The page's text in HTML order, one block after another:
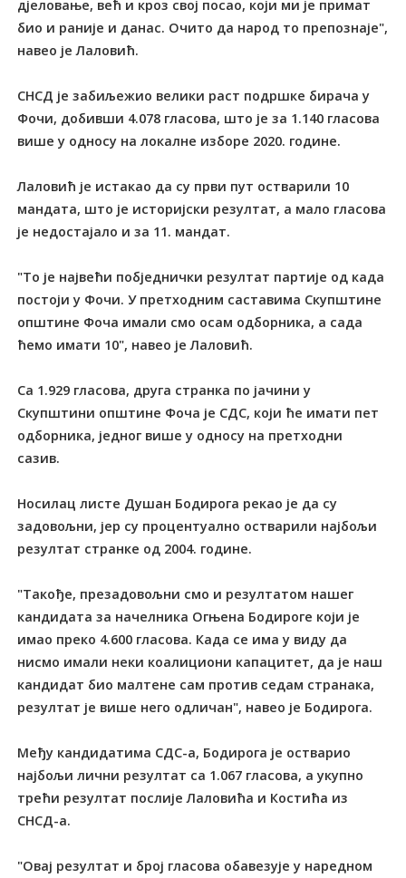
дјеловање, већ и кроз свој посао, који ми је примат
био и раније и данас. Очито да народ то препознаје",
навео је Лаловић.
СНСД је забиљежио велики раст подршке бирача у
Фочи, добивши 4.078 гласова, што је за 1.140 гласова
више у односу на локалне изборе 2020. године.
Лаловић је истакао да су први пут остварили 10
мандата, што је историјски резултат, а мало гласова
је недостајало и за 11. мандат.
"То је највећи побједнички резултат партије од када
постоји у Фочи. У претходним саставима Скупштине
општине Фоча имали смо осам одборника, а сада
ћемо имати 10", навео је Лаловић.
Са 1.929 гласова, друга странка по јачини у
Скупштини општине Фоча је СДС, који ће имати пет
одборника, једног више у односу на претходни
сазив.
Носилац листе Душан Бодирога рекао је да су
задовољни, јер су процентуално остварили најбољи
резултат странке од 2004. године.
"Такође, презадовољни смо и резултатом нашег
кандидата за начелника Огњена Бодироге који је
имао преко 4.600 гласова. Када се има у виду да
нисмо имали неки коалициони капацитет, да је наш
кандидат био малтене сам против седам странака,
резултат је више него одличан", навео је Бодирога.
Међу кандидатима СДС-а, Бодирога је остварио
најбољи лични резултат са 1.067 гласова, а укупно
трећи резултат послије Лаловића и Костића из
СНСД-а.
"Овај резултат и број гласова обавезује у наредном